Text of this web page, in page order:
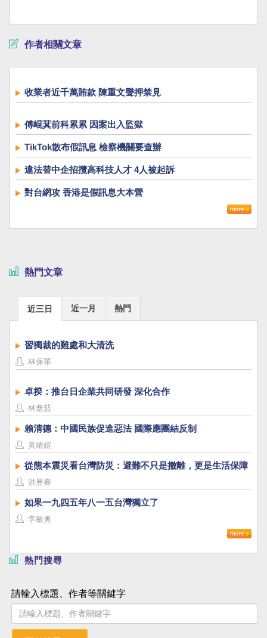
作者相關文章
收業者近千萬賄款 陳重文聲押禁見
傅崐萁前科累累 因案出入監獄
TikTok散布假訊息 檢察機關要查辦
違法替中企招攬高科技人才 4人被起訴
對台網攻 香港是假訊息大本營
熱門文章
近三日 近一月 熱門
習獨裁的難處和大清洗
林保華
卓揆：推台日企業共同研發 深化合作
林薏茹
賴清德：中國民族促進惡法 國際應團結反制
黃靖媗
從熊本震災看台灣防災：避難不只是撤離，更是生活保障
洪昱睿
如果一九四五年八一五台灣獨立了
李敏勇
熱門搜尋
請輸入標題、作者等關鍵字